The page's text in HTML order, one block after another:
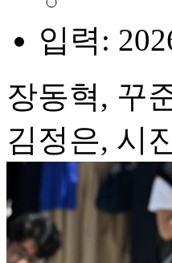
입력:
장동혁, 꾸
김정은, 시